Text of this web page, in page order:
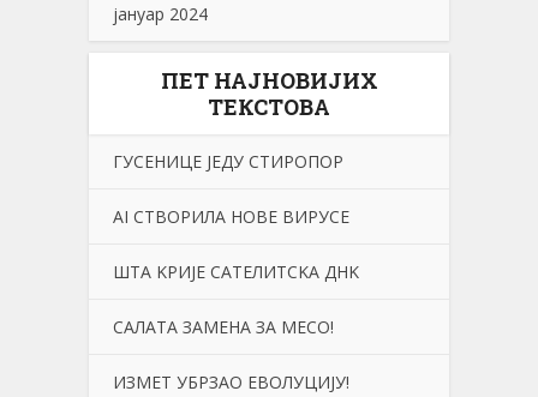
јануар 2024
ПЕТ НАЈНОВИЈИХ
ТЕКСТОВА
ГУСЕНИЦЕ ЈЕДУ СТИРОПОР
АI СТВОРИЛА НОВЕ ВИРУСЕ
ШТА KРИЈЕ САТЕЛИТСKА ДНK
САЛАТА ЗАМЕНА ЗА МЕСО!
ИЗМЕТ УБРЗАО ЕВОЛУЦИЈУ!